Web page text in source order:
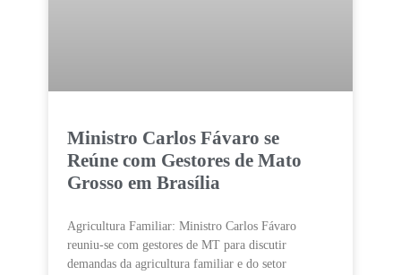
Ministro Carlos Fávaro se
Reúne com Gestores de Mato
Grosso em Brasília
Agricultura Familiar: Ministro Carlos Fávaro
reuniu-se com gestores de MT para discutir
demandas da agricultura familiar e do setor